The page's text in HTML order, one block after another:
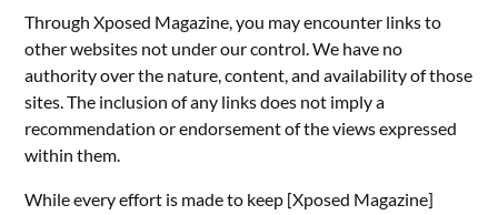
Through Xposed Magazine, you may encounter links to
other websites not under our control. We have no
authority over the nature, content, and availability of those
sites. The inclusion of any links does not imply a
recommendation or endorsement of the views expressed
within them.
While every effort is made to keep [Xposed Magazine]